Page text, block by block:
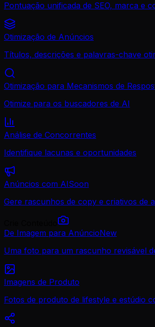
Pontuação unificada de SEO, marca e
Otimização de Anúncios
Títulos, descrições e palavras-chave
Otimização para Mecanismos de
Otimize para os buscadores de AI
Análise de Concorrentes
Identifique lacunas e oportunidades
Anúncios com AISoon
Gere rascunhos de copy e criativos de
De Imagem para AnúncioNew
Uma foto para um rascunho revisável
Imagens de Produto
Fotos de produto de lifestyle e estúdio